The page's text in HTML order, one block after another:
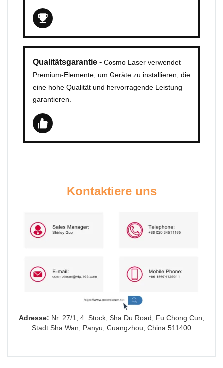
Qualitätsgarantie - Cosmo Laser verwendet
Premium-Elemente, um Geräte zu installieren, die
eine hohe Qualität und hervorragende Leistung
garantieren.
Kontaktiere uns
Adresse: Nr. 27/1, 4. Stock, Sha Du Road, Fu Chong Cun,
Stadt Sha Wan, Panyu, Guangzhou, China 511400